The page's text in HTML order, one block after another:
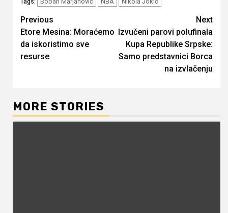
Continue
Reading
Previous
Etore Mesina: Moraćemo
da iskoristimo sve
resurse
Next
Izvučeni parovi polufinala
Kupa Republike Srpske:
Samo predstavnici Borca
na izvlačenju
MORE STORIES